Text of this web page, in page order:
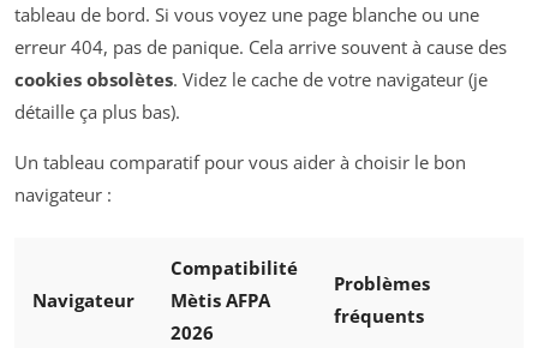
tableau de bord. Si vous voyez une page blanche ou une
erreur 404, pas de panique. Cela arrive souvent à cause des
cookies obsolètes. Videz le cache de votre navigateur (je
détaille ça plus bas).
Un tableau comparatif pour vous aider à choisir le bon
navigateur :
Navigateur
Compatibilité
Mètis AFPA
2026
Problèmes
fréquents